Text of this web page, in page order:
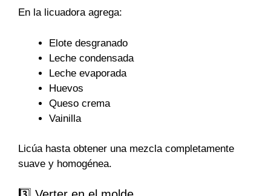
En la licuadora agrega:
Elote desgranado
Leche condensada
Leche evaporada
Huevos
Queso crema
Vainilla
Licúa hasta obtener una mezcla completamente
suave y homogénea.